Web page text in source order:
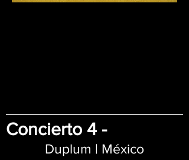
Concierto 4 -
Duplum | México